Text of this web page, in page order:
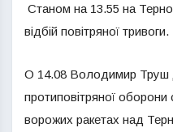
Станом на 13.55 на
відбій повітряної тривоги.
О 14.08 Володимир Труш
протиповітряної
ворожих ракетах над